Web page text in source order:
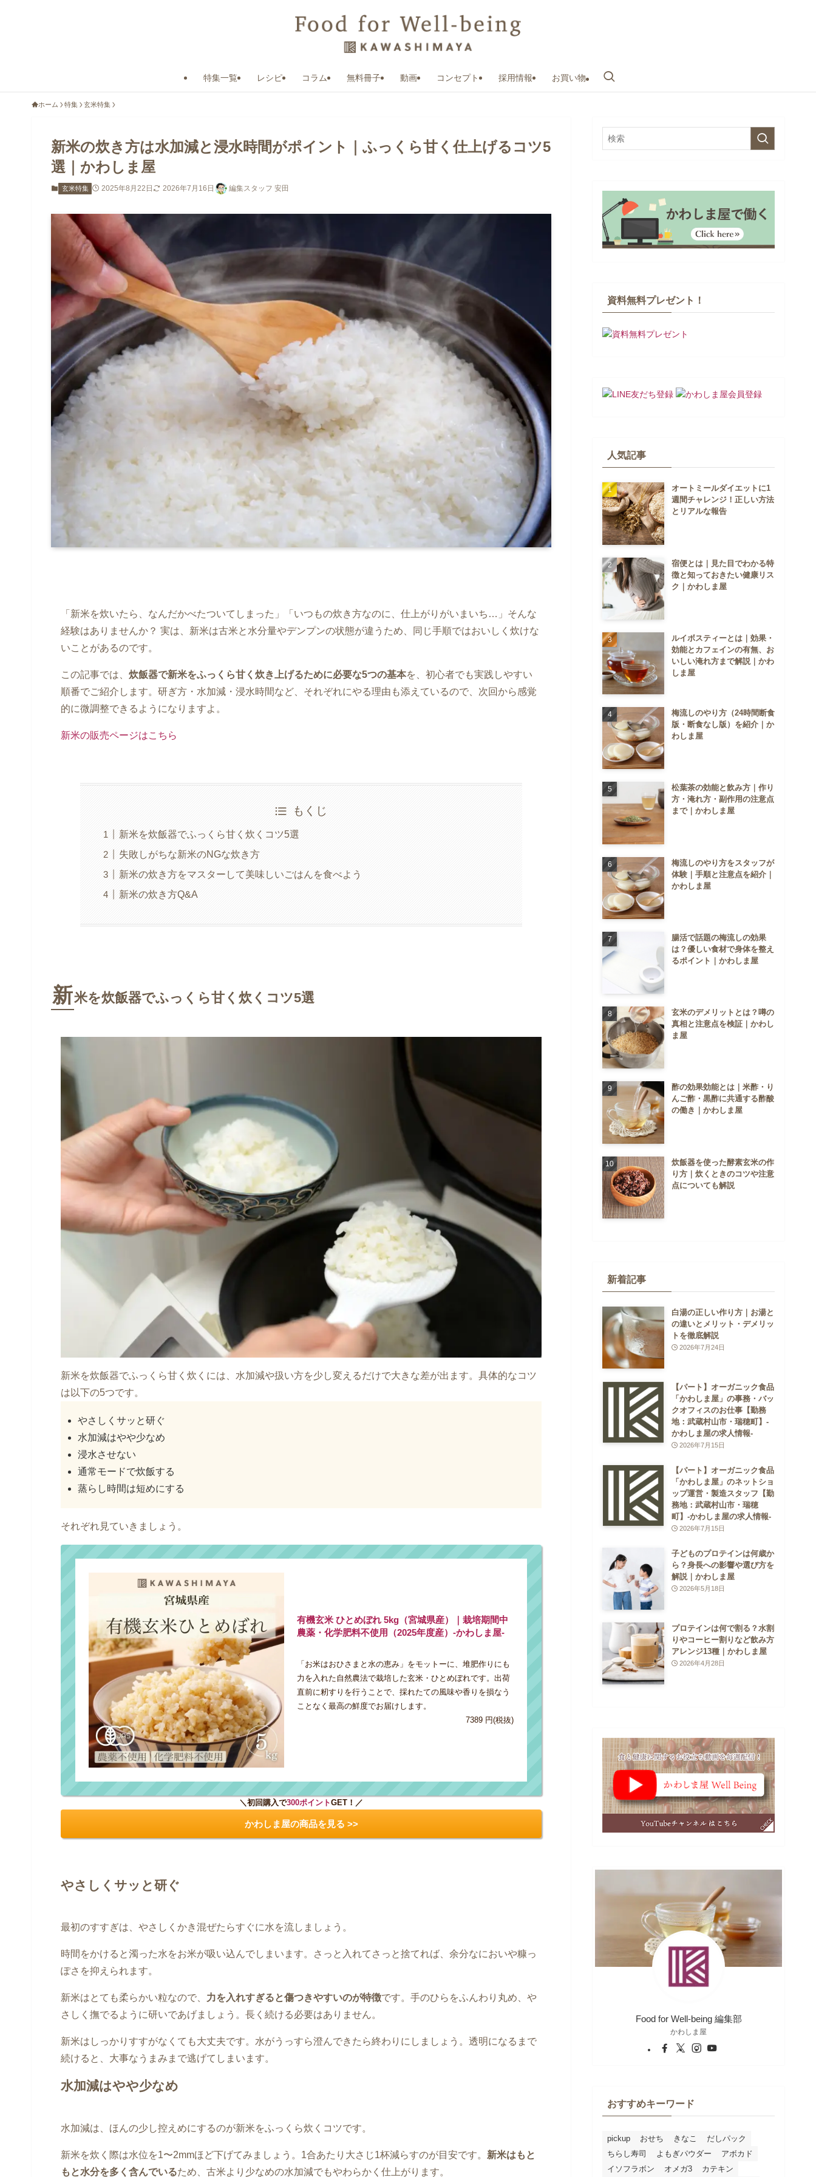
特集一覧 レシピ コラム 無料冊子 動画 コンセプト 採用情報 お買い物
ホーム 特集 玄米特集
新米の炊き方は水加減と浸水時間がポイント｜ふっくら甘く仕上げるコツ5
選｜かわしま屋
玄米特集 2025年8月22日 2026年7月16日 編集スタッフ 安田
「新米を炊いたら、なんだかべたついてしまった」「いつもの炊き方なのに、仕上がりがいまいち…」そんな
経験はありませんか？ 実は、新米は古米と水分量やデンプンの状態が違うため、同じ手順ではおいしく炊けな
いことがあるのです。
この記事では、 炊飯器で新米をふっくら甘く炊き上げるために必要な5つの基本を、初心者でも実践しやすい
順番でご紹介します。研ぎ方・水加減・浸水時間など、それぞれにやる理由も添えているので、次回から感覚
的に微調整できるようになりますよ。
新米の販売ページはこちら
もくじ
新米を炊飯器でふっくら甘く炊くコツ5選
失敗しがちな新米のNGな炊き方
新米の炊き方をマスターして美味しいごはんを食べよう
新米の炊き方Q&A
新米を炊飯器でふっくら甘く炊くコツ5選
新米を炊飯器でふっくら甘く炊くには、水加減や扱い方を少し変えるだけで大きな差が出ます。具体的なコツ
は以下の5つです。
やさしくサッと研ぐ
水加減はやや少なめ
浸水させない
通常モードで炊飯する
蒸らし時間は短めにする
それぞれ見ていきましょう。
有機玄米 ひとめぼれ 5kg（宮城県産）｜栽培期間中
農薬・化学肥料不使用（2025年度産）-かわしま屋-
「お米はおひさまと水の恵み」をモットーに、堆肥作りにも
力を入れた自然農法で栽培した玄米・ひとめぼれです。出荷
直前に籾すりを行うことで、採れたての風味や香りを損なう
ことなく最高の鮮度でお届けします。
7389 円(税抜)
＼初回購入で300ポイントGET！／
かわしま屋の商品を見る >>
やさしくサッと研ぐ
最初のすすぎは、やさしくかき混ぜたらすぐに水を流しましょう。
時間をかけると濁った水をお米が吸い込んでしまいます。さっと入れてさっと捨てれば、余分なにおいや糠っ
ぽさを抑えられます。
新米はとても柔らかい粒なので、 力を入れすぎると傷つきやすいのが特徴です。手のひらをふんわり丸め、や
さしく撫でるように研いであげましょう。長く続ける必要はありません。
新米はしっかりすすがなくても大丈夫です。水がうっすら澄んできたら終わりにしましょう。透明になるまで
続けると、大事なうまみまで逃げてしまいます。
水加減はやや少なめ
水加減は、ほんの少し控えめにするのが新米をふっくら炊くコツです。
新米を炊く際は水位を1〜2mmほど下げてみましょう。1合あたり大さじ1杯減らすのが目安です。 新米はもと
もと水分を多く含んでいるため、古米より少なめの水加減でもやわらかく仕上がります。
資料無料プレゼント！
人気記事
オートミールダイエットに1
週間チャレンジ！正しい方法
とリアルな報告
宿便とは｜見た目でわかる特
徴と知っておきたい健康リス
ク｜かわしま屋
ルイボスティーとは｜効果・
効能とカフェインの有無、お
いしい淹れ方まで解説｜かわ
しま屋
梅流しのやり方（24時間断食
版・断食なし版）を紹介｜か
わしま屋
松葉茶の効能と飲み方｜作り
方・淹れ方・副作用の注意点
まで｜かわしま屋
梅流しのやり方をスタッフが
体験｜手順と注意点を紹介｜
かわしま屋
腸活で話題の梅流しの効果
は？優しい食材で身体を整え
るポイント｜かわしま屋
玄米のデメリットとは？噂の
真相と注意点を検証｜かわし
ま屋
酢の効果効能とは｜米酢・り
んご酢・黒酢に共通する酢酸
の働き｜かわしま屋
炊飯器を使った酵素玄米の作
り方｜炊くときのコツや注意
点についても解説
新着記事
白湯の正しい作り方｜お湯と
の違いとメリット・デメリッ
トを徹底解説
2026年7月24日
【パート】オーガニック食品
「かわしま屋」の事務・バッ
クオフィスのお仕事【勤務
地：武蔵村山市・瑞穂町】-
かわしま屋の求人情報-
2026年7月15日
【パート】オーガニック食品
「かわしま屋」のネットショ
ップ運営・製造スタッフ【勤
務地：武蔵村山市・瑞穂
町】-かわしま屋の求人情報-
2026年7月15日
子どものプロテインは何歳か
ら？身長への影響や選び方を
解説｜かわしま屋
2026年5月18日
プロテインは何で割る？水割
りやコーヒー割りなど飲み方
アレンジ13種｜かわしま屋
2026年4月28日
Food for Well-being 編集部
かわしま屋
おすすめキーワード
pickup おせち きなこ
だしパック
ちらし寿司
よもぎパウダー
アボカド
イソフラボン
オメガ3 カテキン